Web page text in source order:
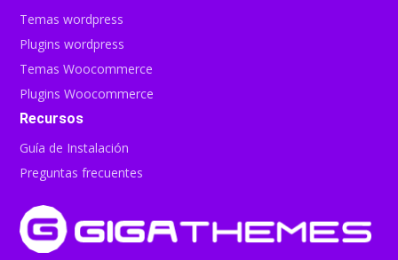
Temas wordpress
Plugins wordpress
Temas Woocommerce
Plugins Woocommerce
Recursos
Guía de Instalación
Preguntas frecuentes